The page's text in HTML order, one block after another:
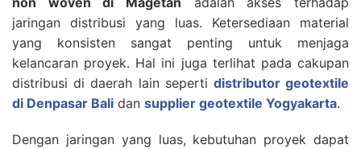
jaringan distribusi yang luas. Ketersediaan material
yang konsisten sangat penting untuk menjaga
kelancaran proyek. Hal ini juga terlihat pada cakupan
distribusi di daerah lain seperti distributor geotextile
di Denpasar Bali dan supplier geotextile Yogyakarta.
Dengan jaringan yang luas, kebutuhan proyek dapat